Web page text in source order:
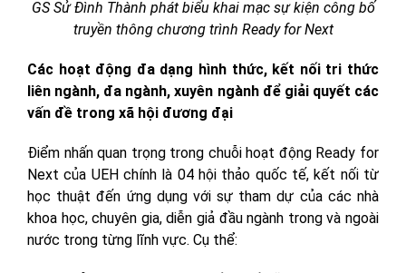
GS Sử Đình Thành phát biểu khai mạc sự kiện công bố
truyền thông chương trình Ready for Next
Các hoạt động đa dạng hình thức, kết nối tri thức
liên ngành, đa ngành, xuyên ngành để giải quyết các
vấn đề trong xã hội đương đại
Điểm nhấn quan trọng trong chuỗi hoạt động Ready for
Next của UEH chính là 04 hội thảo quốc tế, kết nối từ
học thuật đến ứng dụng với sự tham dự của các nhà
khoa học, chuyên gia, diễn giả đầu ngành trong và ngoài
nước trong từng lĩnh vực. Cụ thể: